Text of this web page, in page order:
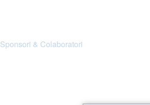
Sponsori & Colaboratori